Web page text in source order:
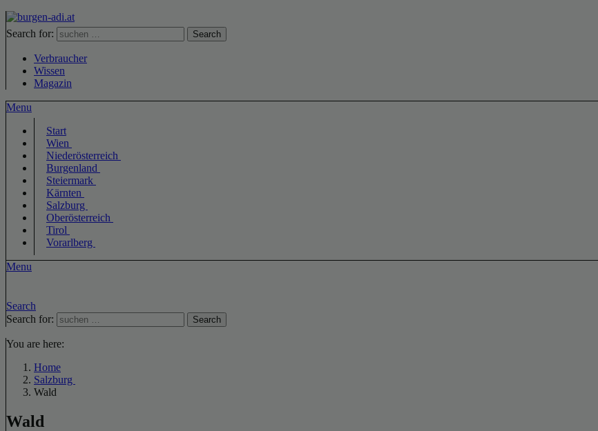
Search for: Search
Verbraucher
Wissen
Magazin
Menu
Start
Wien
Niederösterreich
Burgenland
Steiermark
Kärnten
Salzburg
Oberösterreich
Tirol
Vorarlberg
Menu
Search
Search for:
Search
You are here:
Home
Salzburg
Wald
Wald